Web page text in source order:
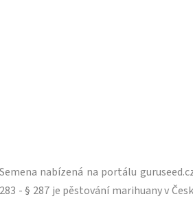
Semena nabízená na portálu
283 - § 287 je pěstování marihuany v